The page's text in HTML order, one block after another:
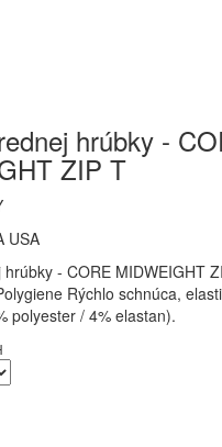
hrúbky -
ZIP T
USA
- CORE MIDWEIGHT
Rýchlo schnúca,
polyester / 4% elastan).